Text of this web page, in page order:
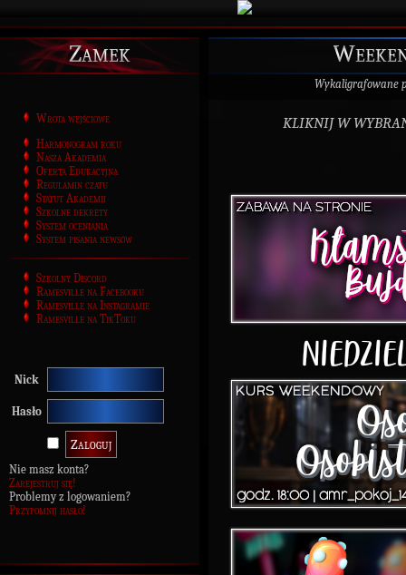
Zamek
Wrota wejściowe
Harmonogram roku
Nasza Akademia
Oferta Edukacyjna
Regulamin czatu
Statut Akademii
Szkolne dekrety
System oceniania
System pisania newsów
Szkolny Discord
Ramesville na Facebooku
Ramesville na Instagramie
Ramesville na TikToku
Nick
Hasło
Nie masz konta?
Zarejestruj się!
Problemy z logowaniem?
Przypomnij hasło!
Wykaligrafowane
KLIKNIJ W